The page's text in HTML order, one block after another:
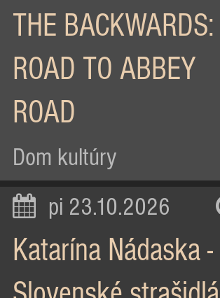
THE BACKWARDS:
ROAD TO ABBEY
ROAD
Dom kultúry
pi 23.10.2026
Katarína Nádaska -